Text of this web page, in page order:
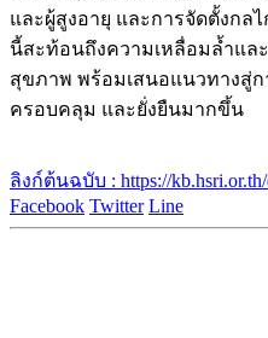
และผู้สูงอายุ และการจัดตั้งกล
นี้สะท้อนถึงความเหลื่อมล้ำแล
สุขภาพ พร้อมเสนอแนวทางสู่
ครอบคลุม และยั่งยืนมากขึ้น
ลิงก์ต้นฉบับ : https://kb.hsri.or.th/
Facebook Twitter Line